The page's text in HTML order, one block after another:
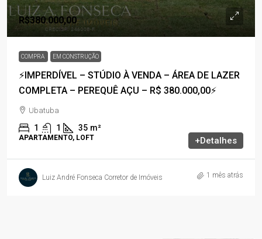
R$380.000,00
COMPRA EM CONSTRUÇÃO
⚡IMPERDÍVEL – STÚDIO À VENDA – ÁREA DE LAZER
COMPLETA – PEREQUÊ AÇU – R$ 380.000,00⚡
Ubatuba
1 1 35 m²
APARTAMENTO, LOFT +Detalhes
Luiz André Fonseca Corretor de Imóveis 1 mês atrás